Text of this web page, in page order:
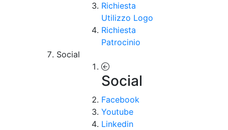
Richiesta
Utilizzo Logo
Richiesta
Patrocinio
Social
Social
Facebook
Youtube
Linkedin